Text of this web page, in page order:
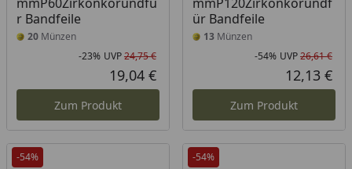
r Bandfeile
20 Münzen
Rabatt in Prozent
-23%
Ursprünglicher Preis
UVP24,75 €
Aktueller Preis
19,04 €
Zum Produkt
ür Bandfeile
13Münzen
-54% UVP26,61 €
12,13 €
Zum Produkt
-54% -54%